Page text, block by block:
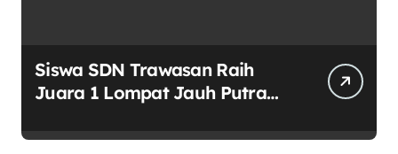
Siswa SDN Trawasan Raih
Juara 1 Lompat Jauh Putra
di HUT RI ke-81